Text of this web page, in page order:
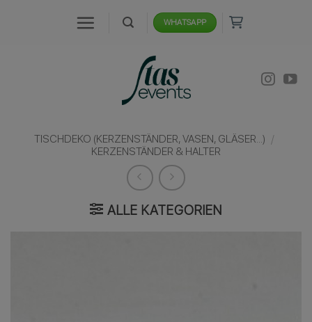
WHATSAPP
TISCHDEKO (KERZENSTÄNDER, VASEN, GLÄSER...) /
KERZENSTÄNDER & HALTER
ALLE KATEGORIEN